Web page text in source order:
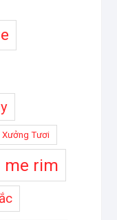
Xưởng Tươi
me rim